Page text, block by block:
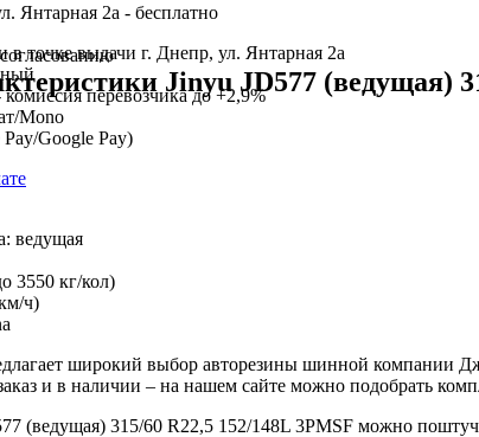
Янтарная 2а - бесплатно
точке выдачи г. Днепр, ул. Янтарная 2а
перевозчика до +2,9%
Mono
Google Pay)
Jinyu JD577 (ведущая)
ведущая
3550 кг/кол)
ч)
широкий выбор авторезины шинной компании
и в наличии – на нашем сайте можно подобрать
(ведущая) 315/60 R22,5 152/148L 3PMSF можно